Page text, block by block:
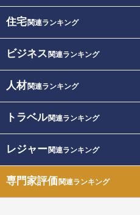
住宅関連ランキング
ビジネス 関連ランキング
人材関連ランキング
トラベル関連ランキング
レジャー関連ランキング
専門家評価関連ランキング